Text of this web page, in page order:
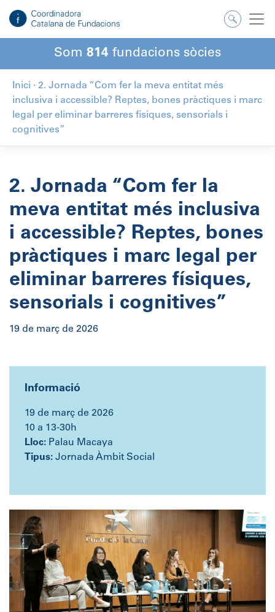
contingut
Som 814 fundacions sòcies
Inici · 2. Jornada “Com fer la meva entitat més
inclusiva i accessible? Reptes, bones pràctiques i marc
legal per eliminar barreres físiques, sensorials i
cognitives”
2. Jornada “Com fer la
meva entitat més inclusiva
i accessible? Reptes, bones
pràctiques i marc legal per
eliminar barreres físiques,
sensorials i cognitives”
19 de març de 2026
Informació
19 de març de 2026
10 a 13-30h
Lloc: Palau Macaya
Tipus: Jornada Àmbit Social